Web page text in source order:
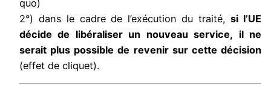
quo)
2°) dans le cadre de l’exécution du traité, si l’UE
décide de libéraliser un nouveau service, il ne
serait plus possible de revenir sur cette décision
(effet de cliquet).